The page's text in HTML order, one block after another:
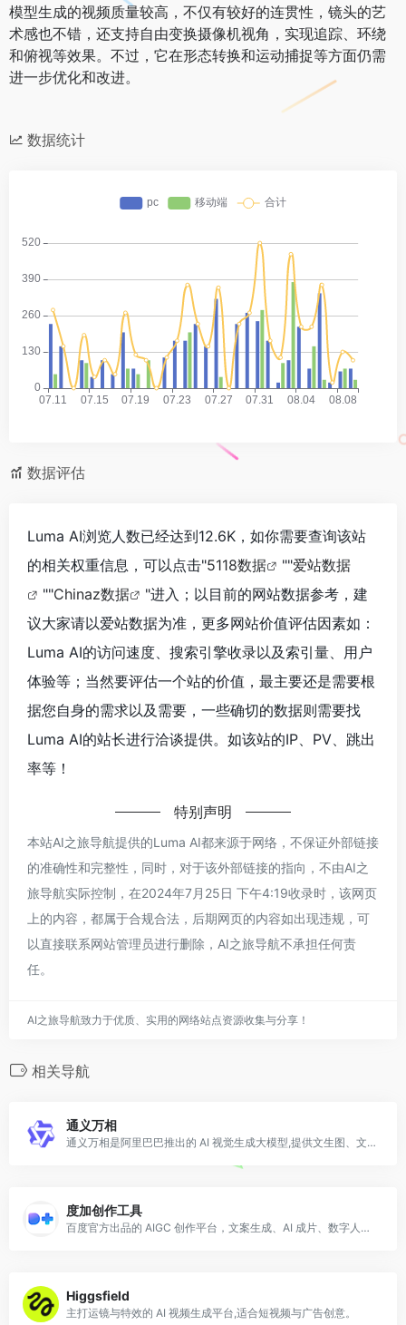
模型生成的视频质量较高，不仅有较好的连贯性，镜头的艺
术感也不错，还支持自由变换摄像机视角，实现追踪、环绕
和俯视等效果。不过，它在形态转换和运动捕捉等方面仍需
进一步优化和改进。
数据统计
数据评估
Luma AI浏览人数已经达到12.6K，如你需要查询该站
的相关权重信息，可以点击"5118数据 ""爱站数据
""Chinaz数据
"进入；以目前的网站数据参考，建
议大家请以爱站数据为准，更多网站价值评估因素如：
Luma AI的访问速度、搜索引擎收录以及索引量、用户
体验等；当然要评估一个站的价值，最主要还是需要根
据您自身的需求以及需要，一些确切的数据则需要找
Luma AI的站长进行洽谈提供。如该站的IP、PV、跳出
率等！
特别声明
本站AI之旅导航提供的Luma AI都来源于网络，不保证外部链接
的准确性和完整性，同时，对于该外部链接的指向，不由AI之
旅导航实际控制，在2024年7月25日 下午4:19收录时，该网页
上的内容，都属于合规合法，后期网页的内容如出现违规，可
以直接联系网站管理员进行删除，AI之旅导航不承担任何责
任。
AI之旅导航致力于优质、实用的网络站点资源收集与分享！
相关导航
通义万相
通义万相是阿里巴巴推出的 AI 视觉生成大模型,提供文生图、文生视频、图生视频等能力,其视频生成模型 Wan 已开源,在国内外创作社区被广泛使用与二次开发。
度加创作工具
百度官方出品的 AIGC 创作平台，文案生成、AI 成片、数字人播报一站完成。
Higgsfield
主打运镜与特效的 AI 视频生成平台,适合短视频与广告创意。